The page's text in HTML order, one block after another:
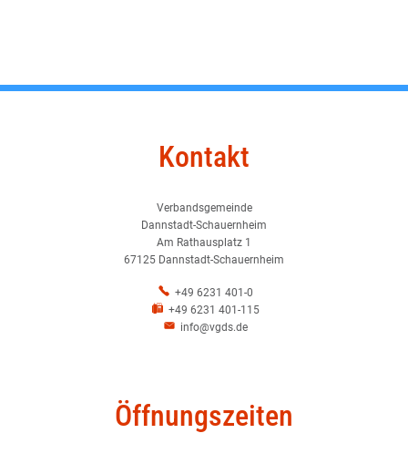
Kontakt
Verbandsgemeinde
Dannstadt-Schauernheim
Am Rathausplatz 1
67125 Dannstadt-Schauernheim
+49 6231 401-0
+49 6231 401-115
info@vgds.de
Öffnungszeiten